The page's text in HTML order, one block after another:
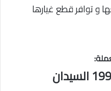
و توافر قطع غيارها